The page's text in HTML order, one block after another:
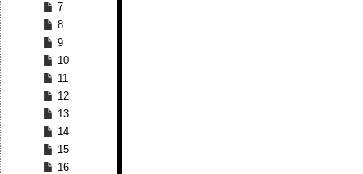
7
8
9
10
11
12
13
14
15
16